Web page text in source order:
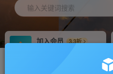
输入关键词搜索
加入会员
3.3折